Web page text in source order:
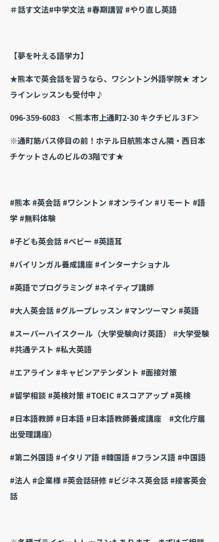
＃話す文法#中学文法 #春期講習 #やり直し英語
【夢を叶える語学力】
★熊本で英会話を習うなら、ワシントン外語学院★ オン
ラインレッスンも受付中♪
096-359-6083 ＜熊本市上通町2-30 キクチビル３F＞
※通町筋バス停目の前！ホテル日航熊本さん隣・西日本
チケットさんのビルの3階です★
#熊本 #英会話 #ワシントン #オンライン #リモート #語
学 #無料体験
#子ども英会話 #ベビー #英語耳
#バイリンガル養成講座 #インターナショナル
#英語でプログラミング #ネイティブ講師
#大人英会話 #グループレッスン #マンツーマン #英語
#スーパーハイスクール（大学受験向け英語） #大学受験
#共通テスト #私大英語
#エアライン #キャビンアテンダント #面接対策
#留学相談 #英検対策 #TOEIC #スコアアップ #英検
#日本語教師 #日本語 #日本語教師養成講座 #文化庁届
出受理講座）
#第二外国語 #イタリア語 #韓国語 #フランス語 #中国語
#法人 #企業様 #英会話研修 #ビジネス英会話 #接客英会
話